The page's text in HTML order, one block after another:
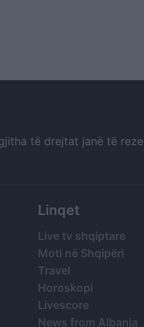
të drejtat janë të
Linqet
Live tv shqiptare
Moti në Shqipëri
Travel
Horoskopi
Livescore
News from Albania